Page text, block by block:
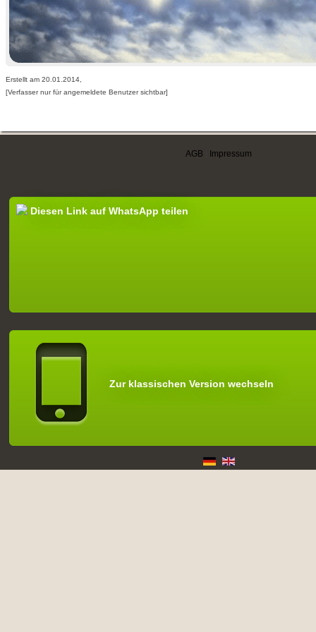
Erstellt am 20.01.2014,
[Verfasser nur für angemeldete Benutzer sichtbar]
AGB Impressum
Diesen Link auf WhatsApp teilen
Zur klassischen Version wechseln